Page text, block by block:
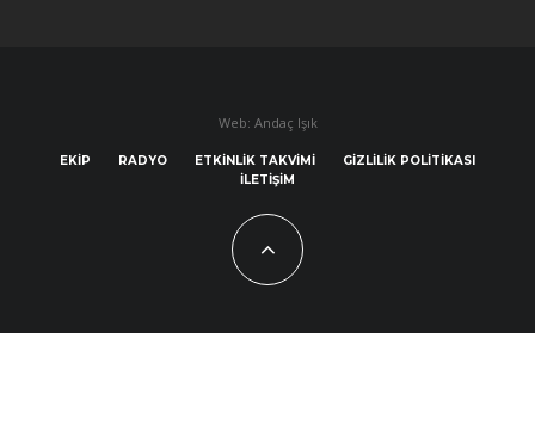
Web: Andaç Işık
EKIP RADYO ETKINLIK TAKVIMI
GIZLILIK POLITIKASI
İLETIŞIM